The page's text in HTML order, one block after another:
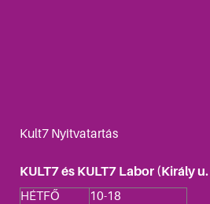
Kult7 Nyitvatartás
KULT7 és KULT7 Labor (Király
HÉTFŐ
10-18